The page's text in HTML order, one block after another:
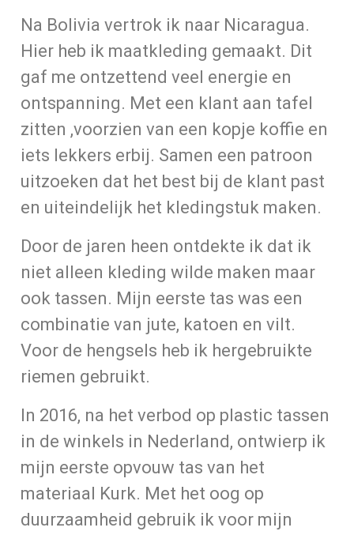
Na Bolivia vertrok ik naar Nicaragua.
Hier heb ik maatkleding gemaakt. Dit
gaf me ontzettend veel energie en
ontspanning. Met een klant aan tafel
zitten ,voorzien van een kopje koffie en
iets lekkers erbij. Samen een patroon
uitzoeken dat het best bij de klant past
en uiteindelijk het kledingstuk maken.
Door de jaren heen ontdekte ik dat ik
niet alleen kleding wilde maken maar
ook tassen. Mijn eerste tas was een
combinatie van jute, katoen en vilt.
Voor de hengsels heb ik hergebruikte
riemen gebruikt.
In 2016, na het verbod op plastic tassen
in de winkels in Nederland, ontwierp ik
mijn eerste opvouw tas van het
materiaal Kurk. Met het oog op
duurzaamheid gebruik ik voor mijn